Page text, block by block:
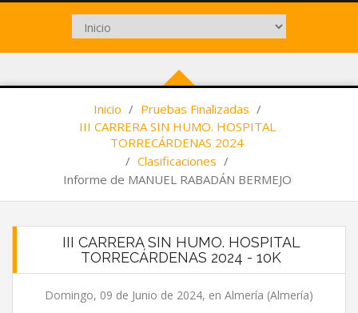
Inicio / Pruebas Finalizadas /
III CARRERA SIN HUMO. HOSPITAL
TORRECÁRDENAS 2024
/ Clasificaciones /
Informe de MANUEL RABADÁN BERMEJO
III CARRERA SIN HUMO. HOSPITAL
TORRECÁRDENAS 2024 - 10K
Domingo, 09 de Junio de 2024, en Almería (Almería)